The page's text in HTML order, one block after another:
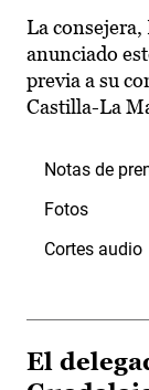
La consejera,
anunciado
previa a su
Castilla-La
Notas de
Fotos
Cortes audio
El